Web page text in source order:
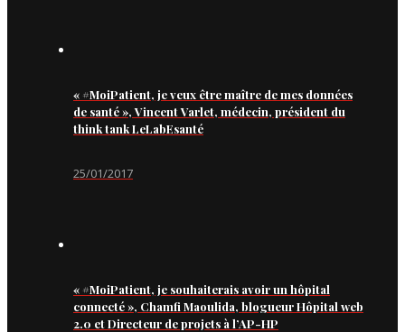
« #MoiPatient, je veux être maître de mes données
de santé », Vincent Varlet, médecin, président du
think tank LeLabEsanté
25/01/2017
« #MoiPatient, je souhaiterais avoir un hôpital
connecté », Chamfi Maoulida, blogueur Hôpital web
2.0 et Directeur de projets à l’AP-HP